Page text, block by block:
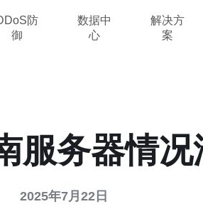
防
御
数据中
心
解决方
案
服务器情况
2025年7月22日